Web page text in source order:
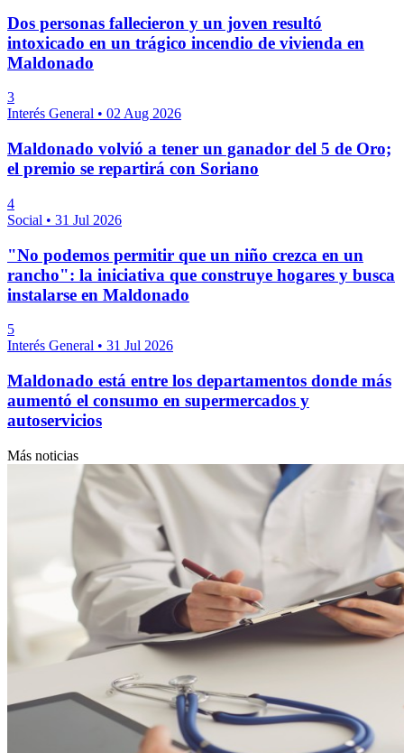
Dos personas fallecieron y un joven resultó
intoxicado en un trágico incendio de vivienda en
Maldonado
3
Interés General • 02 Aug 2026
Maldonado volvió a tener un ganador del 5 de Oro;
el premio se repartirá con Soriano
4
Social • 31 Jul 2026
"No podemos permitir que un niño crezca en un
rancho": la iniciativa que construye hogares y busca
instalarse en Maldonado
5
Interés General • 31 Jul 2026
Maldonado está entre los departamentos donde más
aumentó el consumo en supermercados y
autoservicios
Más noticias